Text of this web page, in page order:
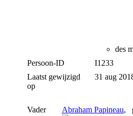
des
Persoon-ID
I1233
Laatst gewijzigd
op
31 aug
Vader Abraham Papineau,